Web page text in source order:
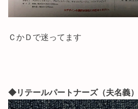
ＣかＤで迷ってます
◆リテールパートナーズ（夫名義